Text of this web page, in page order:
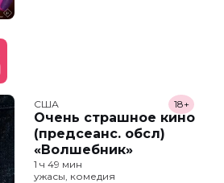
США
Очень страшное кино
(предсеанс. обсл)
«Волшебник»
18+
1 ч 49 мин
ужасы, комедия